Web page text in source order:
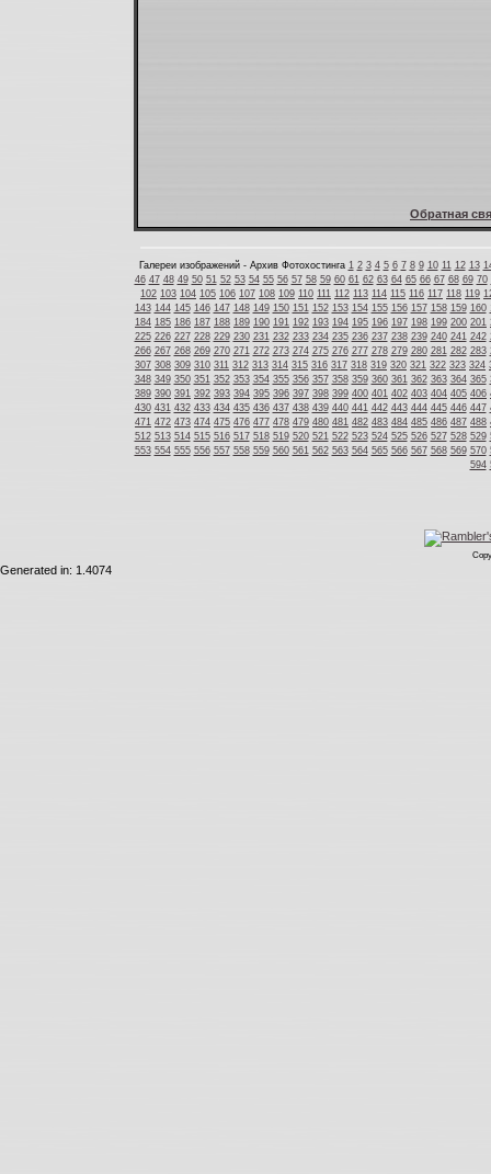
Обратная
Галереи изображений - Архив Фотохостинга 1 2 3 4 5 6 7 8 9 10 11 12 13
46 47 48 49 50 51 52 53 54 55 56 57 58 59 60 61 62 63 64 65 66 67 68 69 70
102 103 104 105 106 107 108 109 110 111 112 113 114 115 116 117 118 119
143 144 145 146 147 148 149 150 151 152 153 154 155 156 157 158 159 160
184 185 186 187 188 189 190 191 192 193 194 195 196 197 198 199 200 201
225 226 227 228 229 230 231 232 233 234 235 236 237 238 239 240 241 242
266 267 268 269 270 271 272 273 274 275 276 277 278 279 280 281 282 283
307 308 309 310 311 312 313 314 315 316 317 318 319 320 321 322 323 324
348 349 350 351 352 353 354 355 356 357 358 359 360 361 362 363 364 365
389 390 391 392 393 394 395 396 397 398 399 400 401 402 403 404 405 406
430 431 432 433 434 435 436 437 438 439 440 441 442 443 444 445 446 447
471 472 473 474 475 476 477 478 479 480 481 482 483 484 485 486 487 488
512 513 514 515 516 517 518 519 520 521 522 523 524 525 526 527 528 529
553 554 555 556 557 558 559 560 561 562 563 564 565 566 567 568 569 570
594
Generated in: 1.4074